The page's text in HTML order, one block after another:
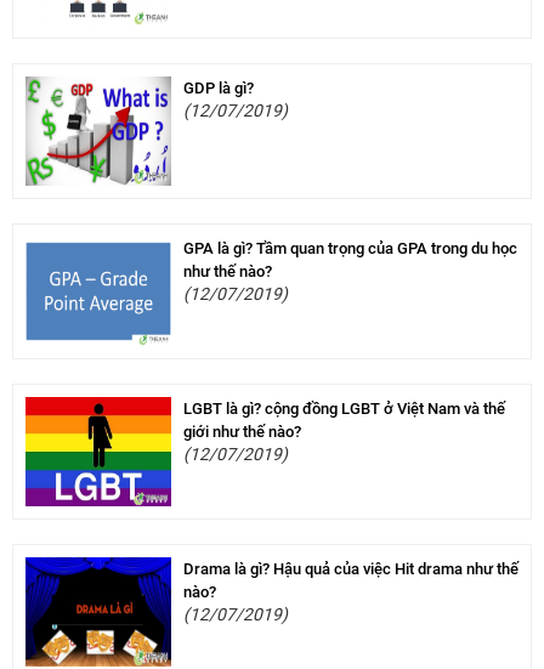
GDP là gì?
(12/07/2019)
GPA là gì? Tầm quan trọng của GPA trong du học
như thế nào?
(12/07/2019)
LGBT là gì? cộng đồng LGBT ở Việt Nam và thế
giới như thế nào?
(12/07/2019)
Drama là gì? Hậu quả của việc Hit drama như thế
nào?
(12/07/2019)